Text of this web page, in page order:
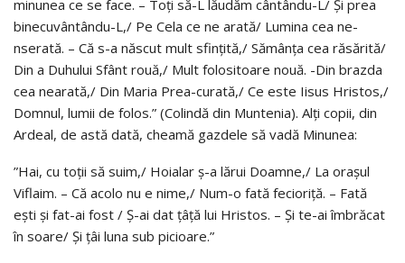
minunea ce se face. – Toţi să-L lăudăm cântându-L/ Şi prea
binecuvântându-L,/ Pe Cela ce ne arată/ Lumina cea ne-
nserată. – Că s-a născut mult sfinţită,/ Sămânţa cea răsărită/
Din a Duhului Sfânt rouă,/ Mult folositoare nouă. -Din brazda
cea nearată,/ Din Maria Prea-curată,/ Ce este Iisus Hristos,/
Domnul, lumii de folos.” (Colindă din Muntenia). Alţi copii, din
Ardeal, de astă dată, cheamă gazdele să vadă Minunea:
”Hai, cu toţii să suim,/ Hoialar ş-a lărui Doamne,/ La oraşul
Viflaim. – Că acolo nu e nime,/ Num-o fată fecioriţă. – Fată
eşti şi fat-ai fost / Ş-ai dat ţâţă lui Hristos. – Şi te-ai îmbrăcat
în soare/ Şi ţâi luna sub picioare.”